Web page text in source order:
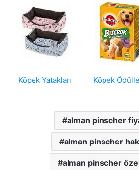
Köpek Yatakları Köpek
alman pinscher
alman pinscher
alman pinscher